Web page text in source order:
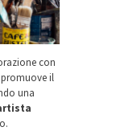
con
il
una